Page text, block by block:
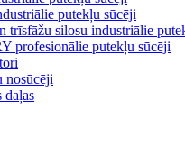
putekļu sūcēji
trīsfāžu silosu industriālie
profesionālie putekļu sūcēji
nosūcēji
daļas